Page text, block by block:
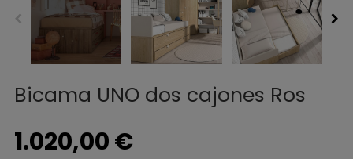
Bicama UNO dos cajones Ros
1.020,00 €